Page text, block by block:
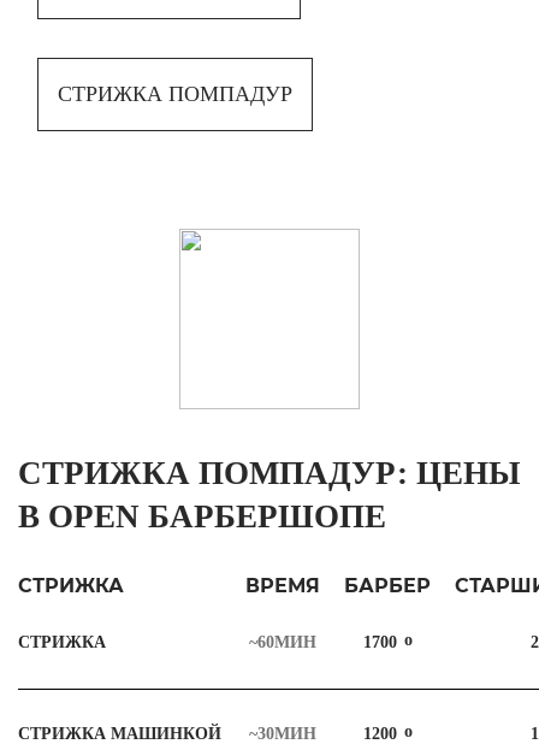
СТРИЖКА ПОМПАДУР
СТРИЖКА ПОМПАДУР: ЦЕНЫ
В OPEN БАРБЕРШОПЕ
СТРИЖКА ВРЕМЯ БАРБЕР
СТРИЖКА ~60МИН 1700
СТРИЖКА МАШИНКОЙ ~30МИН 1200